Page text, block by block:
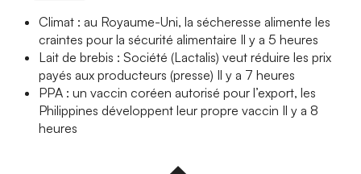
Climat : au Royaume-Uni, la sécheresse alimente les
craintes pour la sécurité alimentaire Il y a 5 heures
Lait de brebis : Société (Lactalis) veut réduire les prix
payés aux producteurs (presse) Il y a 7 heures
PPA : un vaccin coréen autorisé pour l’export, les
Philippines développent leur propre vaccin Il y a 8
heures